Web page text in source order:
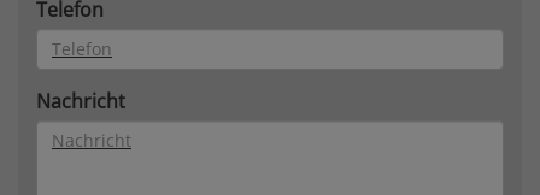
Telefon
Nachricht